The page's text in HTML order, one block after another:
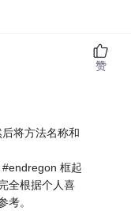
将方法名称和
框起
全根据个人喜
考。
赞